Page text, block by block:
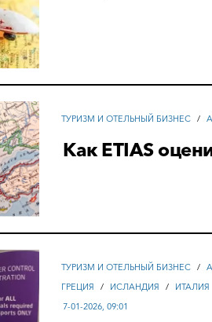
ТУРИЗМ И ОТЕЛЬНЫЙ БИЗНЕС /
Как ETIAS
ТУРИЗМ И ОТЕЛЬНЫЙ БИЗНЕС /
ГРЕЦИЯ
/ ИСЛАНДИЯ / ИТАЛИЯ
7-01-2026, 09:01